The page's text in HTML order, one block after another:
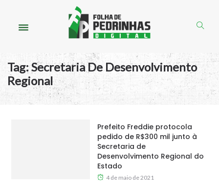
Tag:Secretaria De Desenvolvimento
Regional
Prefeito Freddie protocola
pedido de R$300 mil junto à
Secretaria de
Desenvolvimento Regional do
Estado
4 de maio de 2021